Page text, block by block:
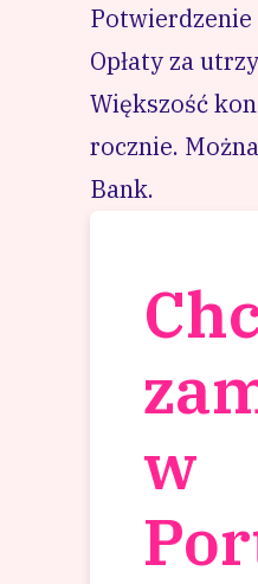
Opłaty za
Większość
rocznie.
Bank.
w